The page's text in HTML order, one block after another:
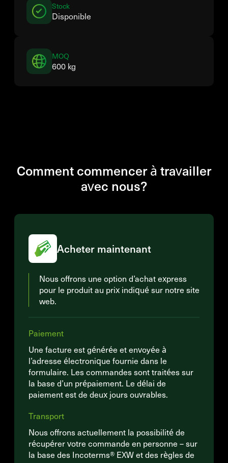
Stock
Disponible
MOQ
600 kg
Comment commencer à travailler
avec nous?
Acheter maintenant
Nous offrons une option d’achat express
pour le produit au prix indiqué sur notre site
web.
Paiement
Une facture est générée et envoyée à
l’adresse électronique fournie dans le
formulaire. Les commandes sont traitées sur
la base d’un prépaiement. Le délai de
paiement est de deux jours ouvrables.
Transport
Nous offrons actuellement la possibilité de
récupérer votre commande en personne – sur
la base des Incoterms® EXW et des règles de